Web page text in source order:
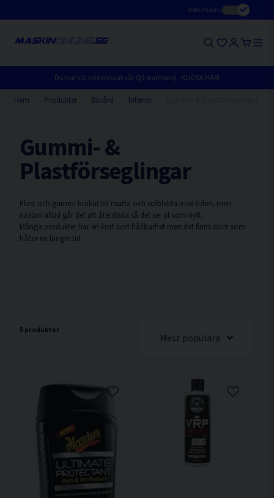
Inkl.moms
Du har väl inte missat vår Q3-kampanj - KLICKA HÄR!
Hem Produkter Bilvård Interiör
Gummi- &
Plastförseglingar
Plast och gummi brukar bli matta och solblekta med tiden, men
nästan alltid går det att återställa så det ser ut som nytt.
Många produkter har en kort kort hållbarhet men det finns dom som
håller en längre tid.
5 produkter
Mest populära